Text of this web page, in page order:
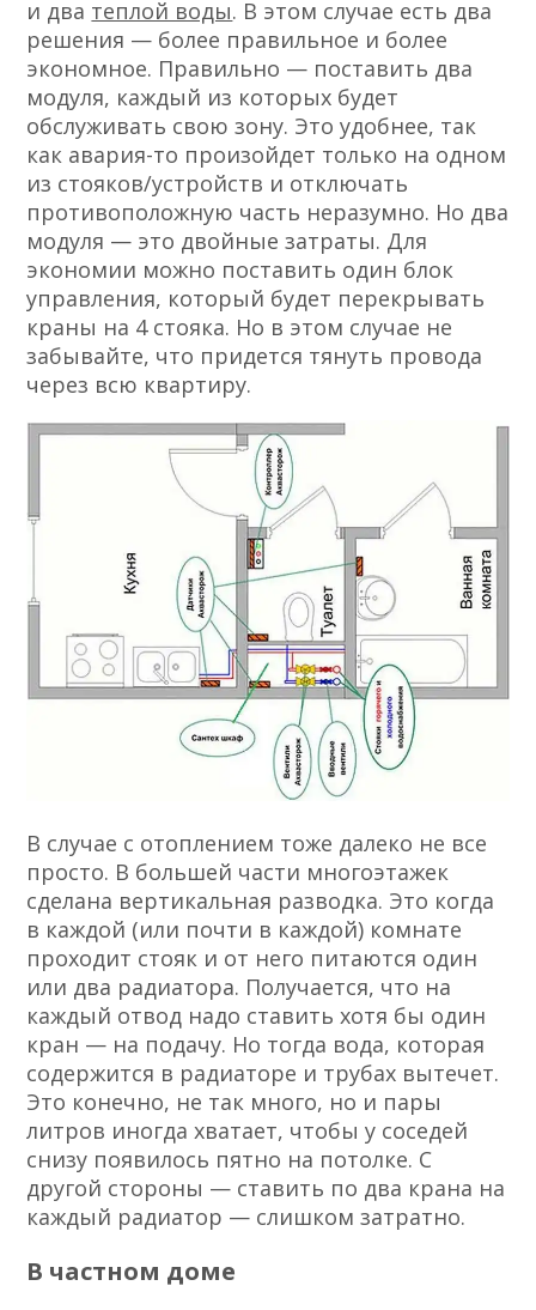
и два теплой воды. В этом случае есть два
решения — более правильное и более
экономное. Правильно — поставить два
модуля, каждый из которых будет
обслуживать свою зону. Это удобнее, так
как авария-то произойдет только на одном
из стояков/устройств и отключать
противоположную часть неразумно. Но два
модуля — это двойные затраты. Для
экономии можно поставить один блок
управления, который будет перекрывать
краны на 4 стояка. Но в этом случае не
забывайте, что придется тянуть провода
через всю квартиру.
В случае с отоплением тоже далеко не все
просто. В большей части многоэтажек
сделана вертикальная разводка. Это когда
в каждой (или почти в каждой) комнате
проходит стояк и от него питаются один
или два радиатора. Получается, что на
каждый отвод надо ставить хотя бы один
кран — на подачу. Но тогда вода, которая
содержится в радиаторе и трубах вытечет.
Это конечно, не так много, но и пары
литров иногда хватает, чтобы у соседей
снизу появилось пятно на потолке. С
другой стороны — ставить по два крана на
каждый радиатор — слишком затратно.
В частном доме